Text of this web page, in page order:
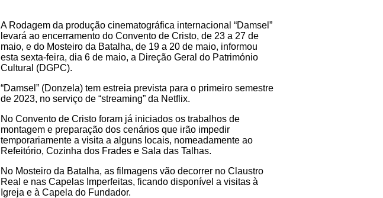
A Rodagem da produção cinematográfica internacional “Damsel”
levará ao encerramento do Convento de Cristo, de 23 a 27 de
maio, e do Mosteiro da Batalha, de 19 a 20 de maio, informou
esta sexta-feira, dia 6 de maio, a Direção Geral do Património
Cultural (DGPC).
“Damsel” (Donzela) tem estreia prevista para o primeiro semestre
de 2023, no serviço de “streaming” da Netflix.
No Convento de Cristo foram já iniciados os trabalhos de
montagem e preparação dos cenários que irão impedir
temporariamente a visita a alguns locais, nomeadamente ao
Refeitório, Cozinha dos Frades e Sala das Talhas.
No Mosteiro da Batalha, as filmagens vão decorrer no Claustro
Real e nas Capelas Imperfeitas, ficando disponível a visitas à
Igreja e à Capela do Fundador.